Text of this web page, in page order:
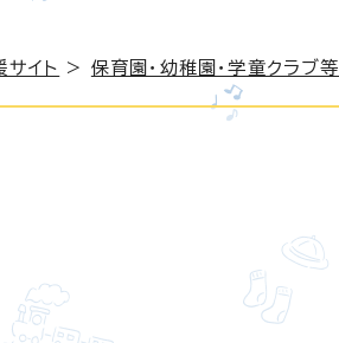
イト > 保育園・幼稚園・学童クラブ等